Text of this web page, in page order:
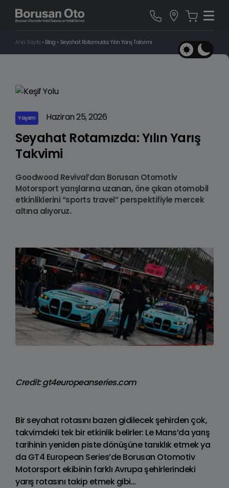
Ana Sayfa • Blog • Seyahat Rotamızda: Yılın Yarış Takvimi
Yaşam Haziran 25, 2026
Seyahat Rotamızda: Yılın Yarış
Takvimi
Goodwood Revival’dan Borusan Otomotiv
Motorsport yarışlarına uzanan, öne çıkan otomobil
etkinliklerini “sports travel” perspektifiyle mercek
altına alıyoruz.
Credit: gt4europeanseries.com
Bir seyahat rotasını bazen gidilecek şehirden çok,
takvimdeki tek bir etkinlik belirler: Le Mans’da yarış
tarihinin yeniden piste dönüşüne tanıklık etmek ya
da GT4 European Series’de Borusan Otomotiv
Motorsport ekibinin farklı Avrupa şehirlerindeki
yarış rotasını takip etmek gibi…